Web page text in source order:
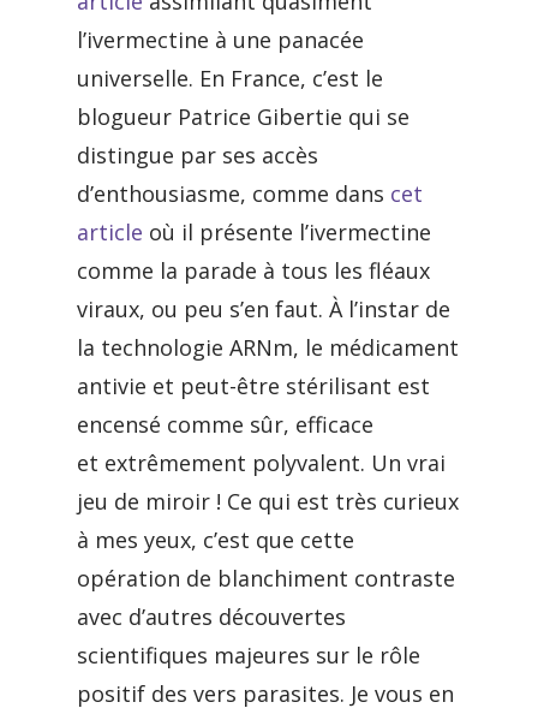
l’ivermectine à une panacée
universelle. En France, c’est le
blogueur Patrice Gibertie qui se
distingue par ses accès
d’enthousiasme, comme dans cet
article où il présente l’ivermectine
comme la parade à tous les fléaux
viraux, ou peu s’en faut. À l’instar de
la technologie ARNm, le médicament
antivie et peut-être stérilisant est
encensé comme sûr, efficace
et extrêmement polyvalent. Un vrai
jeu de miroir ! Ce qui est très curieux
à mes yeux, c’est que cette
opération de blanchiment contraste
avec d’autres découvertes
scientifiques majeures sur le rôle
positif des vers parasites. Je vous en